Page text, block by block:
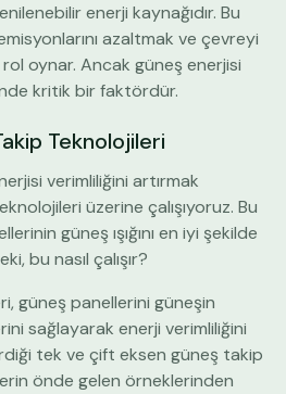
enerji kaynağıdır. Bu
azaltmak ve çevreyi
oynar. Ancak güneş enerjisi
kritik bir faktördür.
Teknolojileri
verimliliğini artırmak
üzerine çalışıyoruz. Bu
güneş ışığını en iyi şekilde
bu nasıl çalışır?
güneş panellerini güneşin
sağlayarak enerji verimliliğini
tek ve çift eksen güneş takip
önde gelen örneklerinden